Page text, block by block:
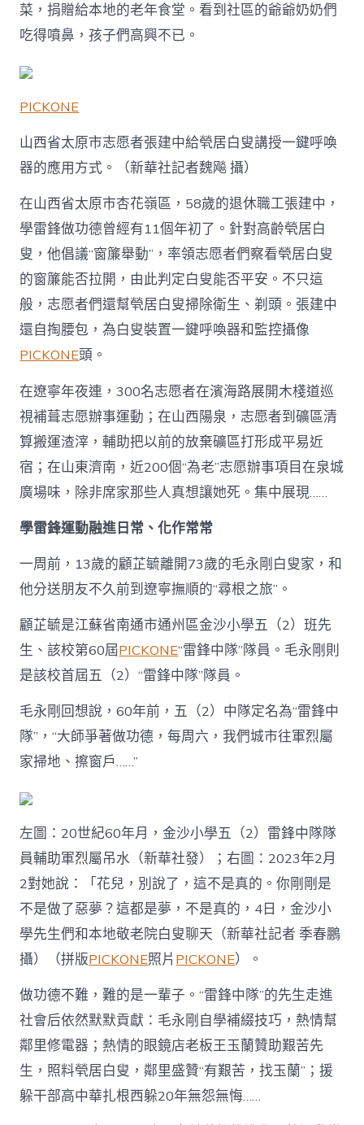
菜，捐贈給本地的老年食堂。看到社區的爺爺奶奶們
吃得噴鼻，孩子們高興不已。
PICKONE
山西省太原市志愿者張建中給煢居白叟講授一鍵呼喚
器的應用方式。（新華社記者魏飚 攝）
在山西省太原市杏花嶺區，58歲的退休職工張建中，
學雷鋒做功德曾經有11個年初了。針對高齡煢居白
叟，他倡議“窗簾舉動”，率領志愿者們察看煢居白叟
的窗簾能否拉開，由此判定白叟能否平安。不只這
般，志愿者們還幫煢居白叟掃除衛生、剃頭。張建中
還自掏腰包，為白叟裝置一鍵呼喚器和監控攝像
PICKONE頭。
在遼寧年夜連，300名志愿者在濱海路展開木棧道巡
視補葺志愿辦事運動；在山西陽泉，志愿者到礦區清
算搬運渣滓，輔助把以前的放棄礦區打形成平易近
宿；在山東濟南，近200個“為老”志愿辦事項目在泉城
廣場味，除非席家那些人真想讓她死。集中展現……
學雷鋒運動融進日常、化作常常
一周前，13歲的顧芷毓離開73歲的毛永剛白叟家，和
他分送朋友不久前到遼寧撫順的“尋根之旅”。
顧芷毓是江蘇省南通市通州區金沙小學五（2）班先
生、該校第60屆PICKONE“雷鋒中隊”隊員。毛永剛則
是該校首屆五（2）“雷鋒中隊”隊員。
毛永剛回想說，60年前，五（2）中隊定名為“雷鋒中
隊”，“大師爭著做功德，每周六，我們城市往軍烈屬
家掃地、擦窗戶……”
左圖：20世紀60年月，金沙小學五（2）雷鋒中隊隊
員輔助軍烈屬吊水（新華社發）；右圖：2023年2月
2對她說：「花兒，別說了，這不是真的。你剛剛是
不是​​做了惡夢？這都是夢，不是真的，4日，金沙小
學先生們和本地敬老院白叟聊天（新華社記者 季春鵬
攝）（拼版PICKONE照片 PICKONE）。
做功德不難，難的是一輩子。“雷鋒中隊”的先生走進
社會后依然默默貢獻：毛永剛自學補綴技巧，熱情幫
鄰里修電器；熱情的眼鏡店老板王玉蘭贊助艱苦先
生，照料煢居白叟，鄰里盛贊“有艱苦，找玉蘭”；援
躲干部高中華扎根西躲20年無怨無悔……